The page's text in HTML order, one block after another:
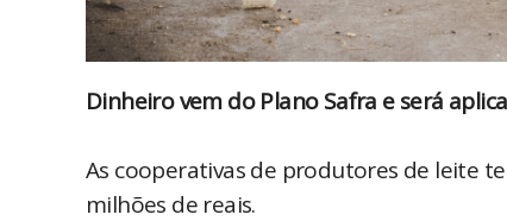
Dinheiro vem do Plano Safra e será
As cooperativas de produtores de leite
milhões de reais.